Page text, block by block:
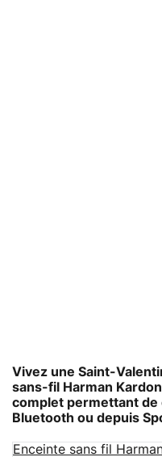
Vivez une Saint-
sans-fil Harman
complet permettant de
Bluetooth ou depuis
Enceinte sans fil